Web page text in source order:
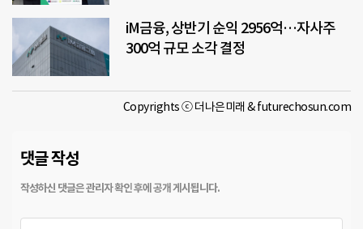
iM금융, 상반기 순익 2956억…자사주
300억 규모 소각 결정
Copyrights ⓒ 더나은미래 & futurechosun.com
댓글 작성